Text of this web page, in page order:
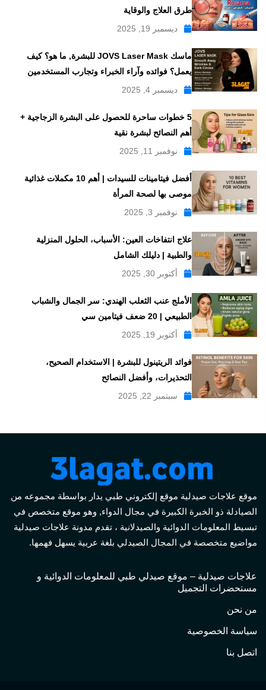
طرق العلاج والوقاية
ديسمبر 19, 2025
ماسك JOVS Laser Mask للبشرة, ما هو؟ كيف
يعمل؟ فوائده وآراء الخبراء وتجارب المستخدمين
ديسمبر 4, 2025
5 خطوات ساحرة للحصول على البشرة الزجاجية +
أهم النصائح لبشرة نقية
نوفمبر 11, 2025
أفضل فيتامينات للسيدات | أهم 10 مكملات غذائية
موصى بها لصحة المرأة
نوفمبر 3, 2025
علاج انتفاخات العين: الأسباب، الحلول المنزلية
والطبية | دليلك الشامل
أكتوبر 30, 2025
الأملج عنب الثعلب الهندي: سر الجمال والشباب
الطبيعي | 20 ضعف فيتامين سي
أكتوبر 19, 2025
فوائد الريتينول للبشرة | الاستخدام الصحيح،
التحذيرات، وأفضل النصائح
سبتمبر 22, 2025
موقع علاجات صيدلية موقع إلكتروني طبي يدار بواسطة مجموعه من
الصيادلة ذو الخبرة الكبيرة في مجال الدواء, وهو موقع متخصص في
تبسيط المعلومات الدوائية والصيدلانية ، تقدم مدونة علاجات صيدلية
مواضيع متخصصة في المجال الصيدلي بلغة عربية يسهل فهمها.
علاجات صيدلية – موقع صيدلي طبي للمعلومات الدوائية و
مستحضرات التجميل
من نحن
سياسة الخصوصية
اتصل بنا